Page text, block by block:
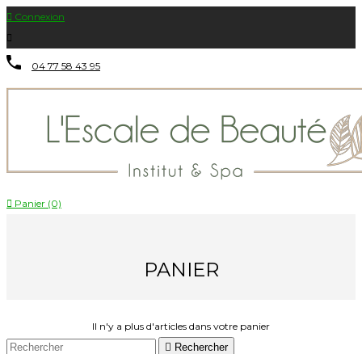
 Connexion

04 77 58 43 95
 Panier (0)
PANIER
Il n'y a plus d'articles dans votre panier
 Rechercher